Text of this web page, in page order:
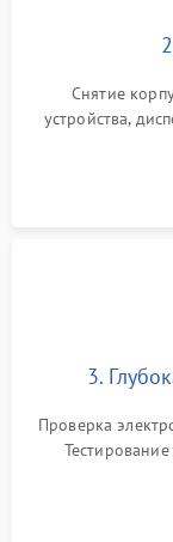
Снятие
устройства,
внутренних
Промывка
3.
Проверка
жерновов